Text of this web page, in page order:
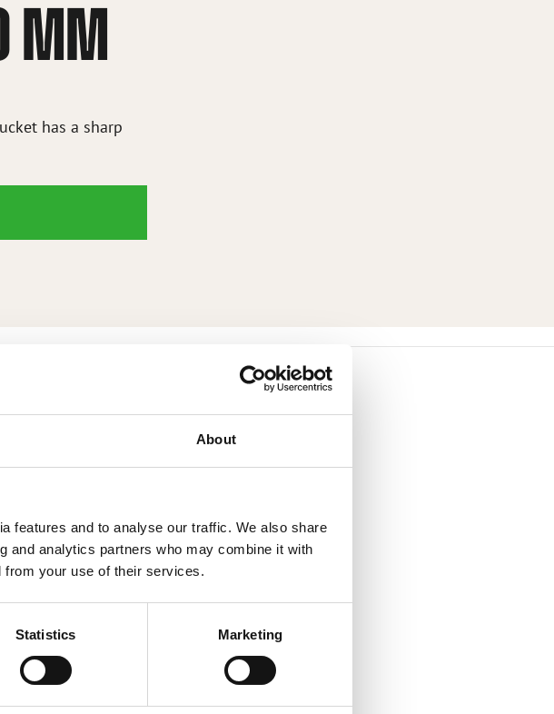
About
features and to analyse our traffic. We also share
and analytics partners who may combine it with
from your use of their services.
Statistics Marketing
MM
has a sharp
590 l
1600 mm
A445616